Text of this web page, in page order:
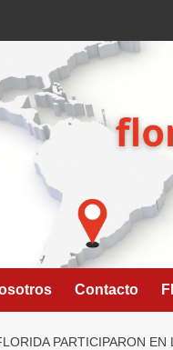
Contacto
PARTICIPARON